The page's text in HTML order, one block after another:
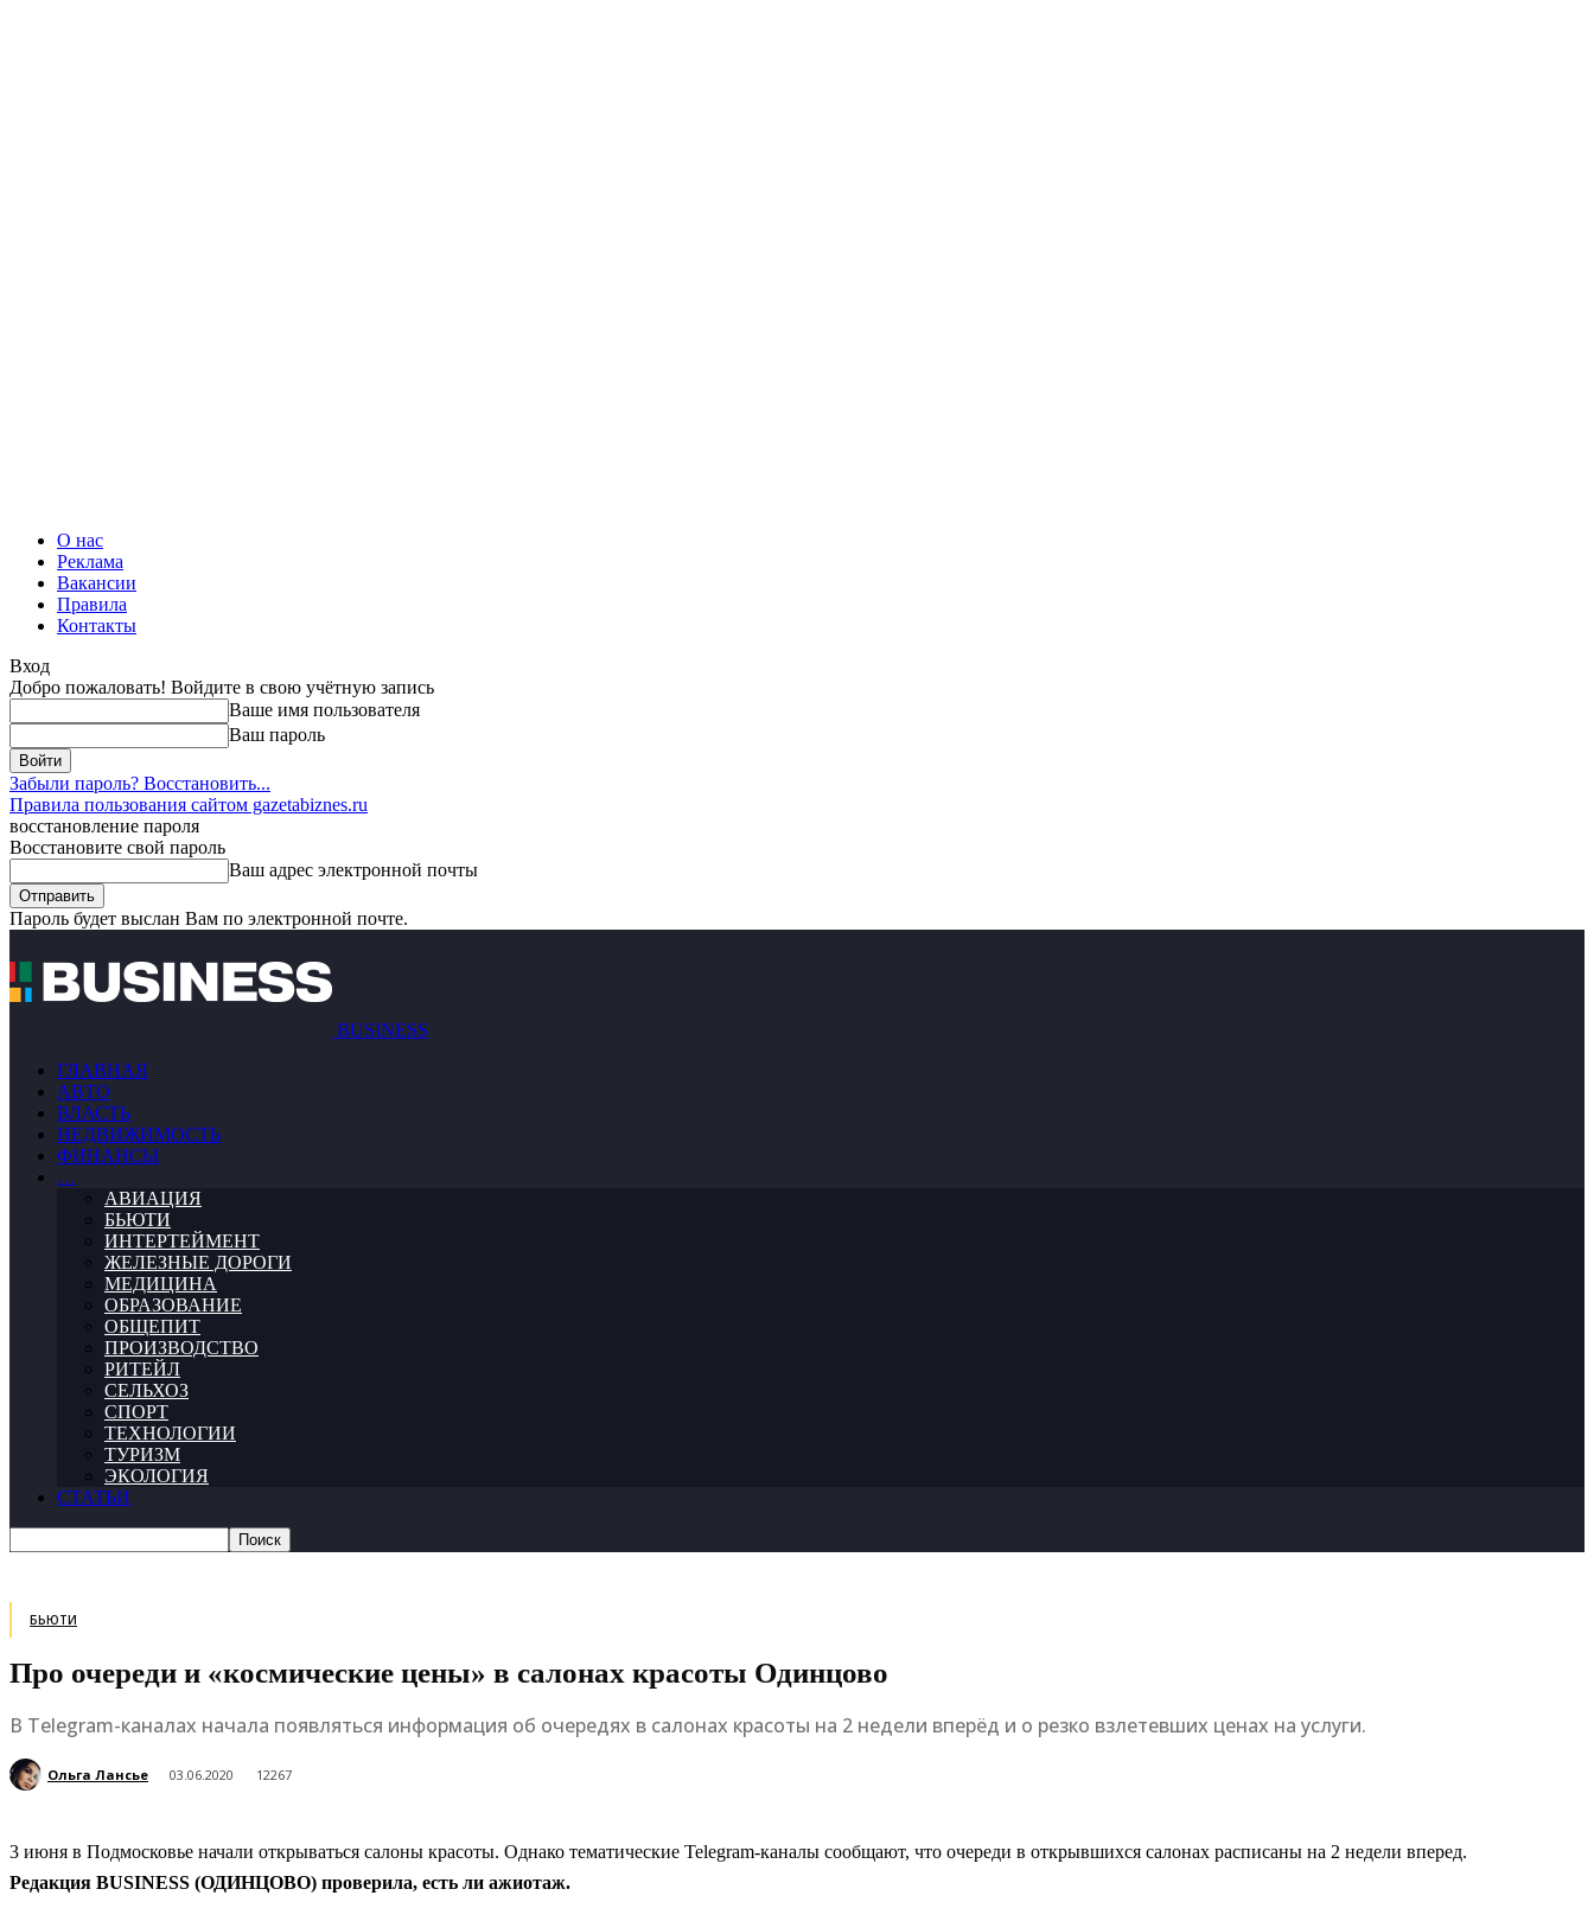
О нас
Реклама
Вакансии
Правила
Контакты
Вход
Добро пожаловать! Войдите в свою учётную запись
Ваше имя пользователя
Ваш пароль
Забыли пароль? Восстановить...
Правила пользования сайтом gazetabiznes.ru
восстановление пароля
Восстановите свой пароль
Ваш адрес электронной почты
Пароль будет выслан Вам по электронной почте.
BUSINESS
ГЛАВНАЯ
АВТО
ВЛАСТЬ
НЕДВИЖИМОСТЬ
ФИНАНСЫ
…
АВИАЦИЯ
БЬЮТИ
ИНТЕРТЕЙМЕНТ
ЖЕЛЕЗНЫЕ ДОРОГИ
МЕДИЦИНА
ОБРАЗОВАНИЕ
ОБЩЕПИТ
ПРОИЗВОДСТВО
РИТЕЙЛ
СЕЛЬХОЗ
СПОРТ
ТЕХНОЛОГИИ
ТУРИЗМ
ЭКОЛОГИЯ
СТАТЬИ
БЬЮТИ
Про очереди и «космические цены» в салонах красоты Одинцово
В Telegram-каналах начала появляться информация об очередях в салонах красоты на 2 недели вперёд и о резко взлетевших ценах на услуги.
Ольга Лансье 03.06.2020 12267
3 июня в Подмосковье начали открываться салоны красоты. Однако тематические Telegram-каналы сообщают, что очереди в открывшихся салонах расписаны на 2 недели вперед.
Редакция BUSINESS (ОДИНЦОВО) проверила, есть ли ажиотаж.